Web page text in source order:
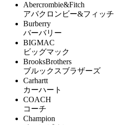
Abercrombie&Fitch
アバクロンビー&フィッチ
Burberry
バーバリー
BIGMAC
ビッグマック
BrooksBrothers
ブルックスブラザーズ
Carhartt
カーハート
COACH
コーチ
Champion